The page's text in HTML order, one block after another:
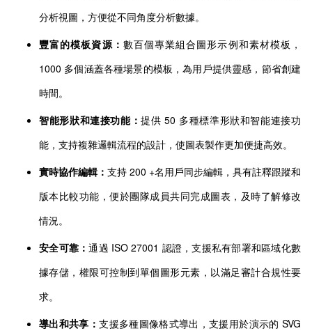
分析視圖，方便從不同角度分析數據。
豐富的模板資源： 數百個專業組合圖形示例和素材模板，
1000 多個涵蓋各種場景的模板，為用戶提供靈感，節省創建
時間。
智能形狀和連接功能：提供 50 多種標準形狀和智能連接功
能，支持複雜邏輯流程的設計，使圖表製作更加便捷高效。
實時協作編輯： 支持 200 +名用戶同步編輯，具有註釋跟蹤和
版本比較功能，便於團隊成員共同完成圖表，及時了解修改
情況。
安全可靠：通過 ISO 27001 認證，支援私有部署和區域化數
據存儲，權限可控制到單個圖形元素，以滿足審計合規性要
求。
導出和共享：支援多種圖像格式導出，支援用於演示的 SVG